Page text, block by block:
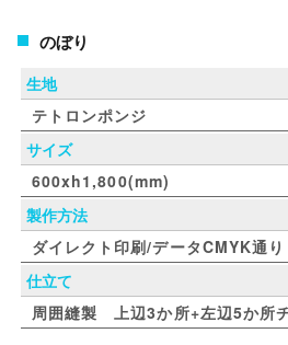
のぼり
生地
テトロンポンジ
サイズ
600xh1,800(mm)
製作方法
ダイレクト印刷/データCMYK通り
仕立て
周囲縫製 上辺3か所+左辺5か所